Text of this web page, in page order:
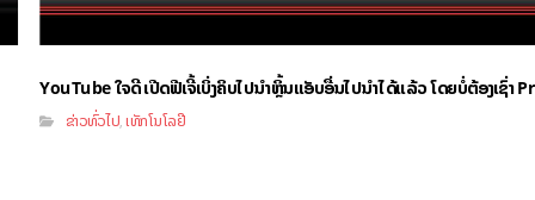
YouTube ໃຈດີ ເປີດຟີເຈີ້ເບິ່ງຄິບໄປນຳຫຼິ້ນແອັບອື່ນໄປນຳໄດ້ແລ້ວ ໂດຍບໍ່ຕ້ອງເຊົ່າ
ຂ່າວທົ່ວໄປ,ເທັກໂນໂລຢີ